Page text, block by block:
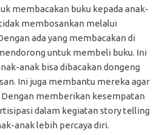
membacakan buku kepada anak-
membosankan melalui
ada yang membacakan di
untuk membeli buku. Ini
anak bisa dibacakan dongeng
Ini juga membantu mereka agar
Dengan memberikan kesempatan
dalam kegiatan story telling
anak lebih percaya diri.